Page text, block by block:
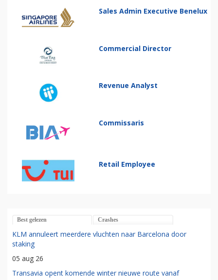
Sales Admin Executive Benelux
Commercial Director
Revenue Analyst
Commissaris
Retail Employee
Best gelezen Crashes
KLM annuleert meerdere vluchten naar Barcelona door
staking
05 aug 26
Transavia opent komende winter nieuwe route vanaf